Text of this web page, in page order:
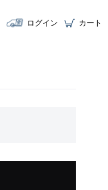
ログイン カート